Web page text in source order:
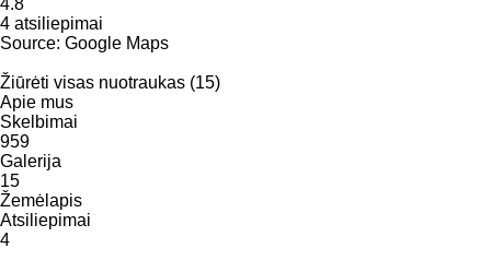
4.8
4 atsiliepimai
Source: Google Maps
Žiūrėti visas nuotraukas (15)
Apie mus
Skelbimai
959
Galerija
15
Žemėlapis
Atsiliepimai
4